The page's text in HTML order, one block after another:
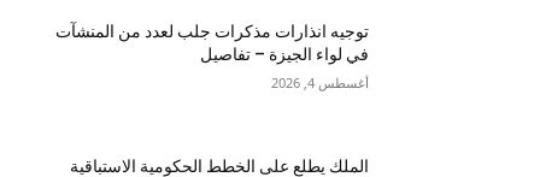
توجيه انذارات مذكرات جلب لعدد من المنشآت
في لواء الجيزة – تفاصيل
أغسطس 4, 2026
الملك يطلع على الخطط الحكومية الاستباقية